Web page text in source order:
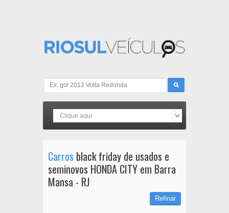
Carros black friday de usados e
seminovos HONDA CITY em Barra
Mansa - RJ
Refinar